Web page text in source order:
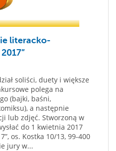
literacko-
soliści, duety i większe
polega na
(bajki, baśni,
a następnie
lub zdjęć. Stworzoną w
do 1 kwietnia 2017
os. Kostka 10/13, 99-400
jury w...